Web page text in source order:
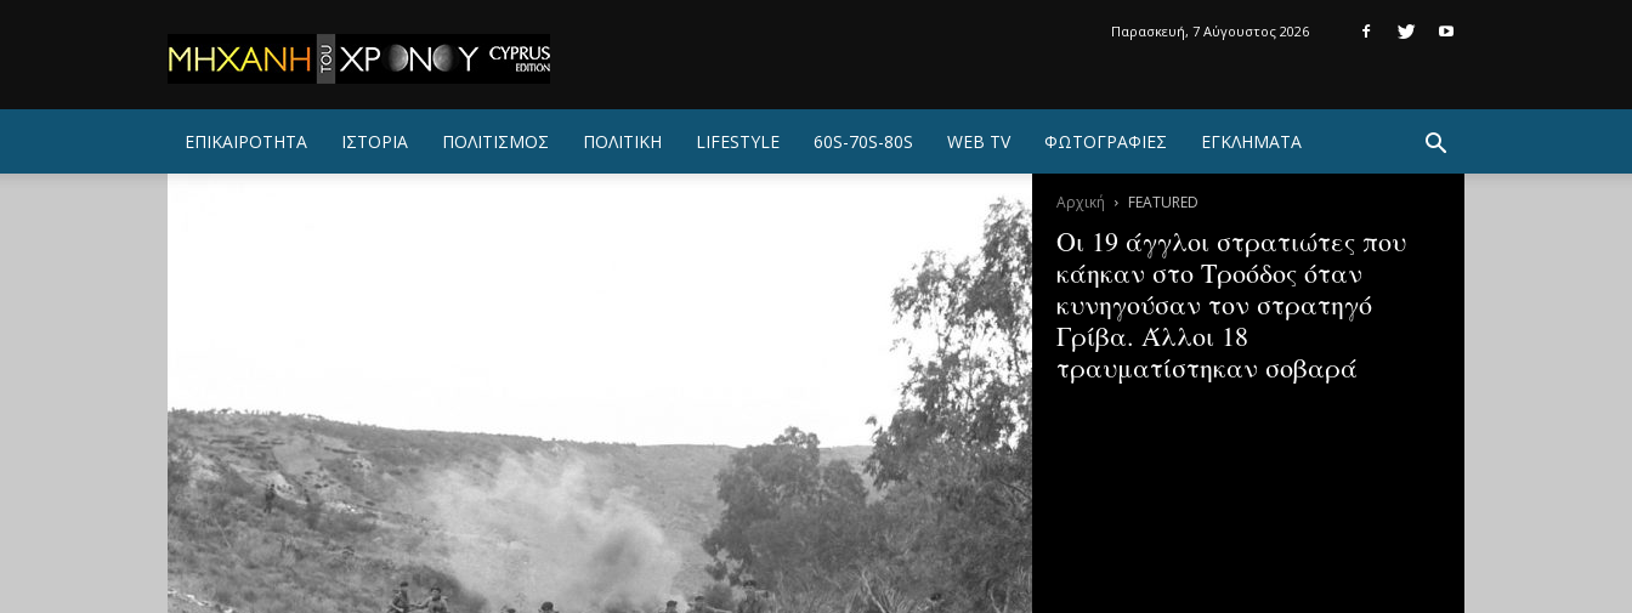
ΤΟΥ
ΧΡΟΝΟΥ
Παρασκευή, 7 Αύγουστος 2026
ΕΠΙΚΑΙΡΟΤΗΤΑ ΙΣΤΟΡΙΑ ΠΟΛΙΤΙΣΜΟΣ ΠΟΛΙΤΙΚΗ LIFESTYLE 60S-70S-80S WEB TV ΦΩΤΟΓΡΑΦΙΕΣ ΕΓΚΛΗΜΑΤΑ
Αρχική FEATURED
Οι 19 άγγλοι στρατιώτες που
κάηκαν στο Τροόδος όταν
κυνηγούσαν τον στρατηγό
Γρίβα. Άλλοι 18
τραυματίστηκαν σοβαρά